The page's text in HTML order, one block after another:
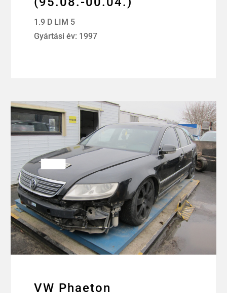
1.9 D LIM 5
Gyártási év: 1997
VW Phaeton